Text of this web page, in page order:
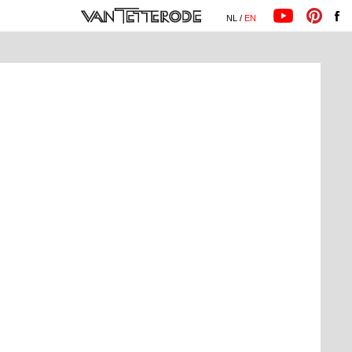
NL / EN